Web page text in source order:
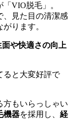
VIO脱毛」。
、見た目の清潔感
ります。
面や快適さの向上
ると大変好評で
方もいらっしゃい
機器を採用し、 経